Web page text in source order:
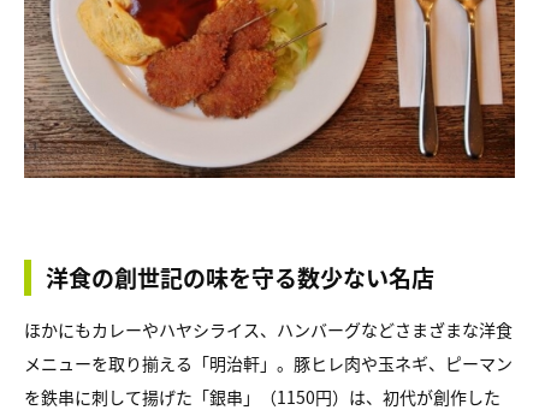
洋食の創世記の味を守る数少ない名店
ほかにもカレーやハヤシライス、ハンバーグなどさまざまな洋食
メニューを取り揃える「明治軒」。豚ヒレ肉や玉ネギ、ピーマン
を鉄串に刺して揚げた「銀串」（1150円）は、初代が創作した